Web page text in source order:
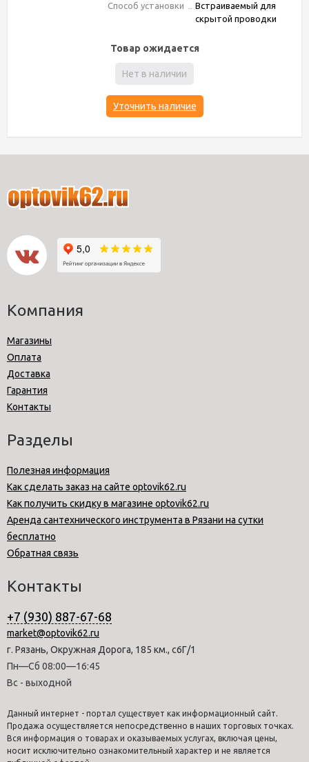
Способ установки
Встраиваемый для
скрытой проводки
Товар ожидается
Нет в наличии
Уточнить наличие
Компания
Магазины
Оплата
Доставка
Гарантия
Контакты
Разделы
Полезная информация
Как сделать заказ на сайте optovik62.ru
Как получить скидку в магазине optovik62.ru
Аренда сантехнического инструмента в Рязани на сутки
бесплатно
Обратная связь
Контакты
+7 (930) 887-67-68
market@optovik62.ru
г. Рязань, Окружная Дорога, 185 км., с6Г/1
Пн—Сб 08:00—16:45
Вс - выходной
Данный интернет - портал существует как информационный сайт.
Продажа осуществляется непосредственно в наших торговых точках.
Вся информация о товарах и оказываемых услугах, включая цены,
носит исключительно ознакомительный характер и не является